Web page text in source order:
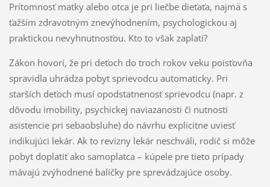
Prítomnosť matky alebo otca je pri liečbe dieťaťa, najmä s
ťažším zdravotným znevýhodnením, psychologickou aj
praktickou nevyhnutnosťou. Kto to však zaplatí?
Zákon hovorí, že pri deťoch do troch rokov veku poisťovňa
spravidla uhrádza pobyt sprievodcu automaticky. Pri
starších deťoch musí opodstatnenosť sprievodcu (napr. z
dôvodu imobility, psychickej naviazanosti či nutnosti
asistencie pri sebaobsluhe) do návrhu explicitne uviesť
indikujúci lekár. Ak to revízny lekár neschváli, rodič si môže
pobyt doplatiť ako samoplatca – kúpele pre tieto prípady
mávajú zvýhodnené balíčky pre sprevádzajúce osoby.